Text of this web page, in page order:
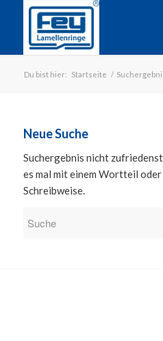
Du bist hier: Startseite /
Neue Suche
Suchergebnis nicht
es mal mit einem Wortteil
Schreibweise.